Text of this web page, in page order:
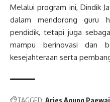
Melalui program ini, Dindik
dalam mendorong guru
pendidik, tetapi juga
mampu berinovasi dan
kesejahteraan serta
TAGGED: Aries Agung Paewai